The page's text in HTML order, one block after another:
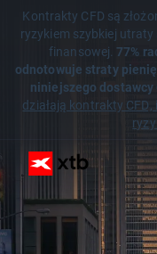
Kontrakty CFD są
ryzykiem szybkiej
finansowej.77%
odnotowuje straty
niniejszego dostawcy
działają kontrakty